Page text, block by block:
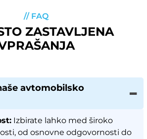
// FAQ
ZASTAVLJENA
avtomobilsko
Izbirate lahko med široko
od osnovne odgovornosti do